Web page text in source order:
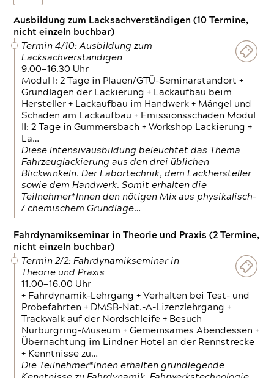
Ausbildung zum Lacksachverständigen (10 Termine,
nicht einzeln buchbar)
Termin 4/10: Ausbildung zum
Lacksachverständigen
9.00—16.30 Uhr
Modul I: 2 Tage in Plauen/GTÜ-Seminarstandort +
Grundlagen der Lackierung + Lackaufbau beim
Hersteller + Lackaufbau im Handwerk + Mängel und
Schäden am Lackaufbau + Emissionsschäden Modul
II: 2 Tage in Gummersbach + Workshop Lackierung +
La…
Diese Intensivausbildung beleuchtet das Thema
Fahrzeuglackierung aus den drei üblichen
Blickwinkeln. Der Labortechnik, dem Lackhersteller
sowie dem Handwerk. Somit erhalten die
Teilnehmer*Innen den nötigen Mix aus physikalisch-
/ chemischem Grundlage…
Fahrdynamikseminar in Theorie und Praxis (2 Termine,
nicht einzeln buchbar)
Termin 2/2: Fahrdynamikseminar in
Theorie und Praxis
11.00—16.00 Uhr
+ Fahrdynamik-Lehrgang + Verhalten bei Test- und
Probefahrten + DMSB-Nat.-A-Lizenzlehrgang +
Trackwalk auf der Nordschleife + Besuch
Nürburgring-Museum + Gemeinsames Abendessen +
Übernachtung im Lindner Hotel an der Rennstrecke
+ Kenntnisse zu…
Die Teilnehmer*Innen erhalten grundlegende